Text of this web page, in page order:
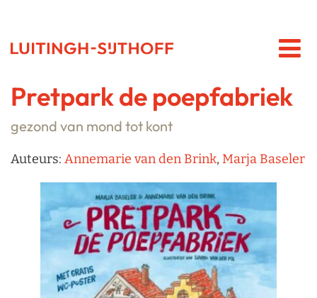
Pretpark de poepfabriek
gezond van mond tot kont
Auteurs: Annemarie van den Brink, Marja Baseler